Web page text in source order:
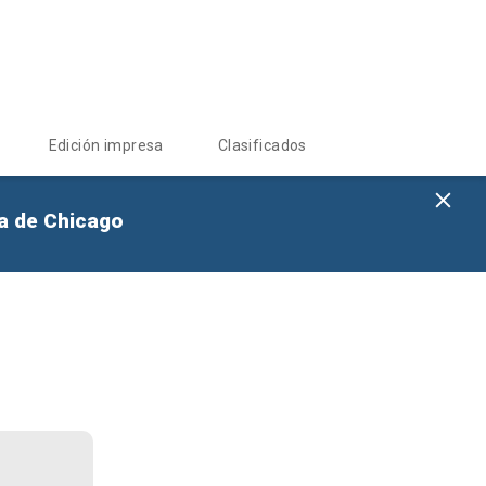
Edición impresa Clasificados
de Chicago